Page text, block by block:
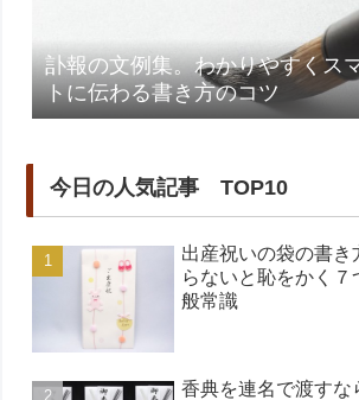
訃報の文例集。わかりやすくス
トに伝わる書き方のコツ
今日の人気記事 TOP10
出産祝いの袋の書き
らないと恥をかく７
般常識
香典を連名で渡すな